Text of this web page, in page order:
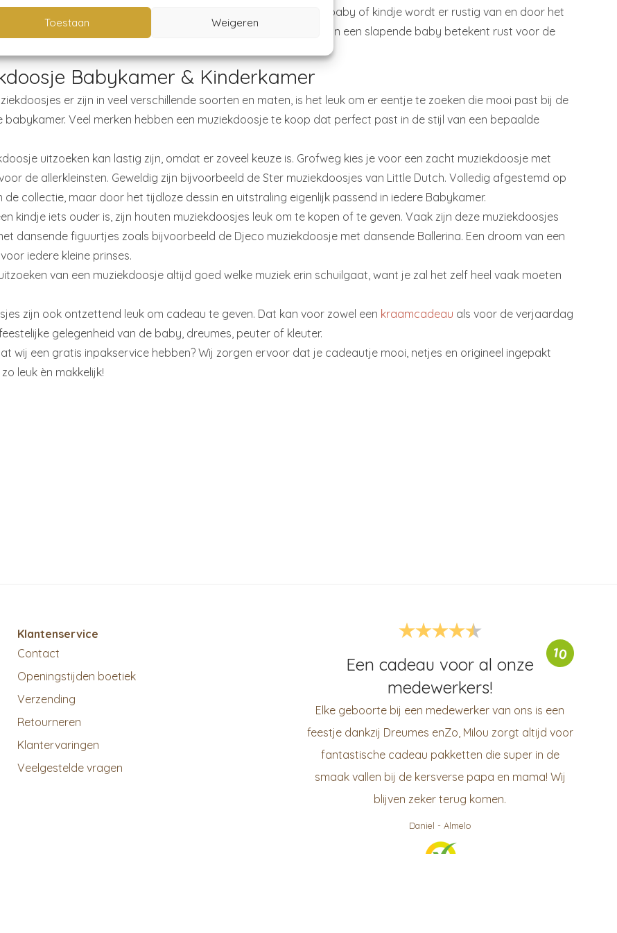
Toestaan Weigeren
er namelijk voor zorgen dat een baby heerlijk in slaap valt. Je baby of kindje wordt er rustig van en door het
muziekje zal het makkelijker zijn om in slaap te vallen. En een slapende baby betekent rust voor de
een win-win situatie voor iedereen.
Babykamer & Kinderkamer
er zijn in veel verschillende soorten en maten, is het leuk om er eentje te zoeken die mooi past bij de
babykamer. Veel merken hebben een muziekdoosje te koop dat perfect past in de stijl van een bepaalde
uitzoeken kan lastig zijn, omdat er zoveel keuze is. Grofweg kies je voor een zacht muziekdoosje met
de allerkleinsten. Geweldig zijn bijvoorbeeld de Ster muziekdoosjes van Little Dutch. Volledig afgestemd op
de collectie, maar door het tijdloze dessin en uitstraling eigenlijk passend in iedere Babykamer.
kindje iets ouder is, zijn houten muziekdoosjes leuk om te kopen of te geven. Vaak zijn deze muziekdoosjes
dansende figuurtjes zoals bijvoorbeeld de Djeco muziekdoosje met dansende Ballerina. Een droom van een
iedere kleine prinses.
van een muziekdoosje altijd goed welke muziek erin schuilgaat, want je zal het zelf heel vaak moeten
zijn ook ontzettend leuk om cadeau te geven. Dat kan voor zowel een kraamcadeau als voor de verjaardag
gelegenheid van de baby, dreumes, peuter of kleuter.
wij een gratis inpakservice hebben? Wij zorgen ervoor dat je cadeautje mooi, netjes en origineel ingepakt
leuk èn makkelijk!
Klantenservice
Contact
Openingstijden boetiek
Verzending
Retourneren
Klantervaringen
Veelgestelde vragen
10
Een cadeau voor al onze
medewerkers!
Elke geboorte bij een medewerker van ons is een
feestje dankzij Dreumes enZo, Milou zorgt altijd voor
fantastische cadeau pakketten die super in de
smaak vallen bij de kersverse papa en mama! Wij
blijven zeker terug komen.
Daniel - Almelo